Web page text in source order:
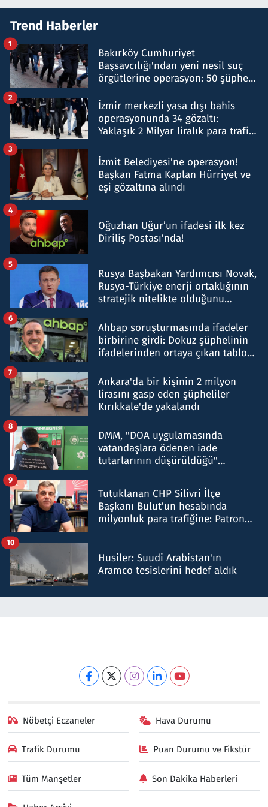
Trend Haberler
Bakırköy Cumhuriyet
Başsavcılığı'ndan yeni nesil suç
örgütlerine operasyon: 50 şüpheli
1
İzmir merkezli yasa dışı bahis
operasyonunda 34 gözaltı:
Yaklaşık 2 Milyar liralık para trafiği
2
İzmit Belediyesi'ne operasyon!
Başkan Fatma Kaplan Hürriyet ve
eşi gözaltına alındı
3
Oğuzhan Uğur’un ifadesi ilk kez
Diriliş Postası'nda!
4
Rusya Başbakan Yardımcısı Novak,
Rusya-Türkiye enerji ortaklığının
stratejik nitelikte olduğunu
5
Ahbap soruşturmasında ifadeler
birbirine girdi: Dokuz şüphelinin
ifadelerinden ortaya çıkan tablo
6
Ankara'da bir kişinin 2 milyon
lirasını gasp eden şüpheliler
Kırıkkale'de yakalandı
7
DMM, "DOA uygulamasında
vatandaşlara ödenen iade
tutarlarının düşürüldüğü"
8
Tutuklanan CHP Silivri İlçe
Başkanı Bulut'un hesabında
milyonluk para trafiğine: Patron
9
Husiler: Suudi Arabistan'ın
Aramco tesislerini hedef aldık
10
Nöbetçi Eczaneler Hava Durumu
Trafik Durumu Puan Durumu ve Fikstür
Tüm Manşetler Son Dakika Haberleri